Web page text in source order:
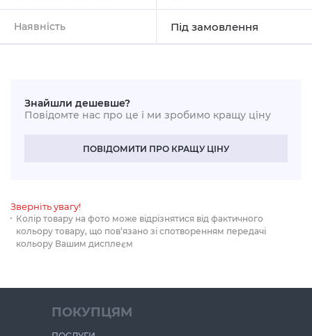
Наявність Під замовлення
Знайшли дешевше?
Повідомте нас про це і ми зробимо кращу ціну
ПОВІДОМИТИ ПРО КРАЩУ ЦІНУ
Зверніть увагу!
Колір товару на фото може відрізнятися від фактичного
кольору товару, що пов‘язано зі спотворенням передачі
кольору Вашим дисплеєм
ПОКУПЦЯМ